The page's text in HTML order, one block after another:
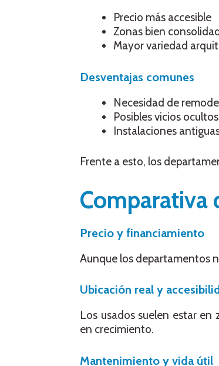
Precio más accesible
Zonas bien
Mayor variedad
Desventajas comunes
Necesidad de
Posibles vicios ocultos
Instalaciones
Frente a esto, los
Comparativa
Precio y financiamiento
Aunque los departamentos
Ubicación real y
Los usados suelen estar
en crecimiento.
Mantenimiento y vida útil